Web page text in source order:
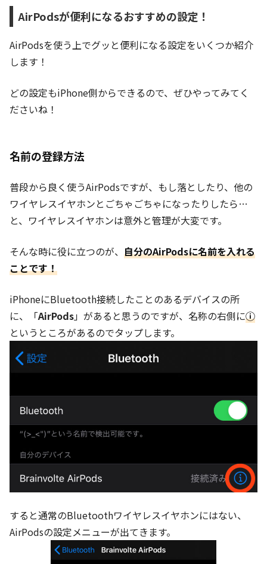
AirPodsが便利になるおすすめの設定！
AirPodsを使う上でグッと便利になる設定をいくつか紹介
します！
どの設定もiPhone側からできるので、ぜひやってみてく
ださいね！
名前の登録方法
普段から良く使うAirPodsですが、もし落としたり、他の
ワイヤレスイヤホンとごちゃごちゃになったりしたら…
と、ワイヤレスイヤホンは意外と管理が大変です。
そんな時に役に立つのが、 自分のAirPodsに名前を入れる
ことです！
iPhoneにBluetooth接続したことのあるデバイスの所
に、「AirPods」があると思うのですが、名称の右側にⓘ
というところがあるのでタップします。
すると通常のBluetoothワイヤレスイヤホンにはない、
AirPodsの設定メニューが出てきます。